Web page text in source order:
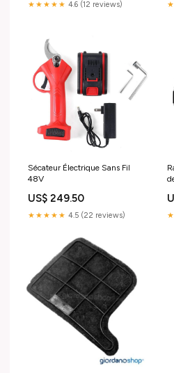
★★★★★ 4.6 (12 reviews)
Sécateur Électrique Sans Fil
48V
US$ 249.50
★★★★★ 4.5 (22 reviews)